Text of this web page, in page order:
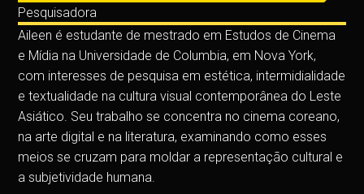
Pesquisadora
Aileen é estudante de mestrado em Estudos de Cinema
e Mídia na Universidade de Columbia, em Nova York,
com interesses de pesquisa em estética, intermidialidade
e textualidade na cultura visual contemporânea do Leste
Asiático. Seu trabalho se concentra no cinema coreano,
na arte digital e na literatura, examinando como esses
meios se cruzam para moldar a representação cultural e
a subjetividade humana.